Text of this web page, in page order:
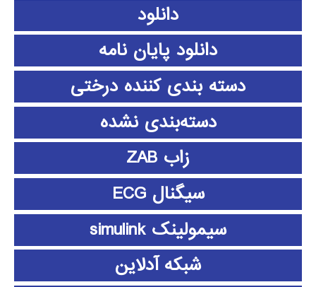
دانلود
دانلود پايان نامه
دسته بندی کننده درختی
دسته‌بندی نشده
زاب ZAB
سیگنال ECG
سیمولینک simulink
شبکه آدلاین